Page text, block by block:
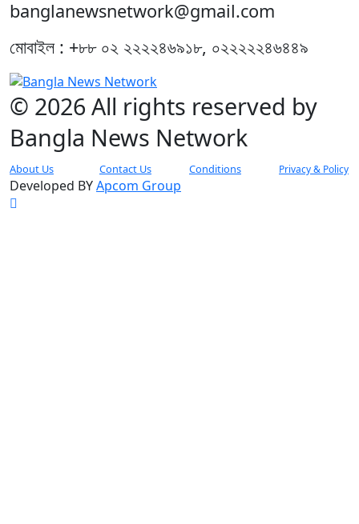
banglanewsnetwork@gmail.com
মোবাইল : +৮৮ ০২ ২২২২৪৬৯১৮, ০২২২২২৪৬৪৪৯
© 2026 All rights reserved by
Bangla News Network
About Us Contact Us Conditions Privacy & Policy
Developed BYApcom Group